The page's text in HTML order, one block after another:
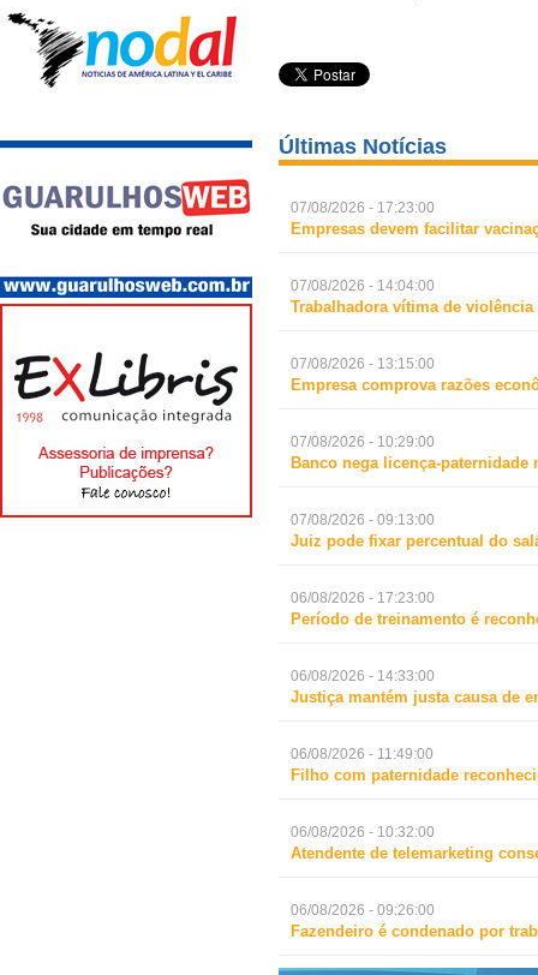
Últimas Notícias
07/08/2026 - 17:23:00
Empresas devem facilitar
07/08/2026 - 14:04:00
Trabalhadora vítima de
07/08/2026 - 13:15:00
Empresa comprova razões
07/08/2026 - 10:29:00
Banco nega licença-
07/08/2026 - 09:13:00
Juiz pode fixar percentual do
06/08/2026 - 17:23:00
Período de treinamento é
06/08/2026 - 14:33:00
Justiça mantém justa causa de
06/08/2026 - 11:49:00
Filho com paternidade
06/08/2026 - 10:32:00
Atendente de telemarketing
06/08/2026 - 09:26:00
Fazendeiro é condenado por